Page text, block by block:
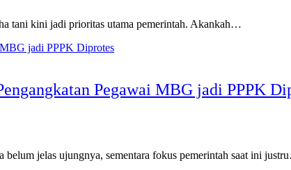
tani kini jadi prioritas utama pemerintah. Akankah…
Pegawai MBG jadi PPPK
belum jelas ujungnya, sementara fokus pemerintah saat ini